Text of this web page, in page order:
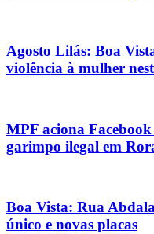
Agosto Lilás: Boa
violência à mulher
MPF aciona
garimpo ilegal em
Boa Vista: Rua
único e novas placas